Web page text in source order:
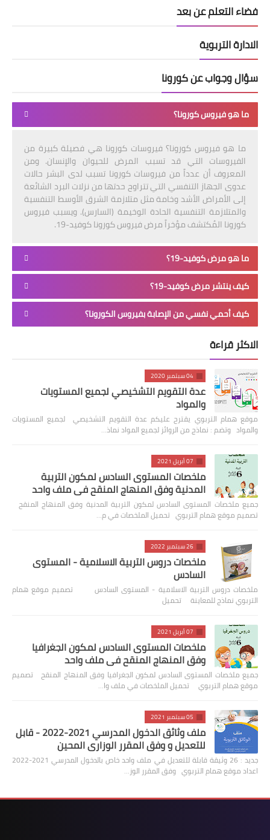
فضاء التعلم عن بعد
الادارة التربوية
سؤال وجواب عن كورونا
ما هو فيروس كورونا؟
ما هو فيروس كورونا؟ فيروسات كورونا هي فصيلة كبيرة من
الفيروسات التي قد تسبب المرض للحيوان والإنسان. ومن
المعروف أن عدداً من فيروسات كورونا تسبب لدى البشر حالات
عدوى الجهاز التنفسي التي تتراوح حدتها من نزلات البرد الشائعة
إلى الأمراض الأشد وخامة مثل متلازمة الشرق الأوسط التنفسية
والمتلازمة التنفسية الحادة الوخيمة (السارس). ويسبب فيروس
كورونا المُكتشف مؤخراً مرض فيروس كورونا كوفيد-19.
ما هو مرض كوفيد-19؟
كيف ينتشر مرض كوفيد-19؟
كيف أحمي نفسي من الإصابة بفيروس الكورونا؟
الاكثر قراءة
04 سبتمبر 2020
عدة التقويم التشخيصي لجميع المستويات
والمواد
موقع همام التربوي يقترح عليكم عدة التقويم التشخيصي لجميع المستويات
والمواد وتضم : نماذج من الروائز لجميع المواد نماذ…
07 أبريل 2021
ملخصات المستوى السادس لمكون التربية
المدنية وفق المنهاج المنقح في ملف واحد
جميع ملخصات المستوى السادس لمكون التربية المدنية وفق المنهاج المنقح
تصميم موقع همام التربوي تحميل الملخصات في م…
26 سبتمبر 2022
ملخصات دروس التربية الاسلامية - المستوى
السادس
ملخصات دروس التربية الاسلامية - المستوى السادس تصميم موقع همام
التربوي نماذج للمعاينة تحميل
07 أبريل 2021
ملخصات المستوى السادس لمكون الجغرافيا
وفق المنهاج المنقح في ملف واحد
جميع ملخصات المستوى السادس لمكون الجغرافيا وفق المنهاج المنقح تصميم
موقع همام التربوي تحميل الملخصات في ملف وا…
05 سبتمبر 2021
ملف وثائق الدخول المدرسي 2021-2022 - قابل
للتعديل و وفق المقرر الوزاري المحين
جديد : 26 وثيقة قابلة للتعديل في ملف واحد خاص بالدخول المدرسي 2021-2022
اعداد موقع همام التربوي وفق المقرر الوز…